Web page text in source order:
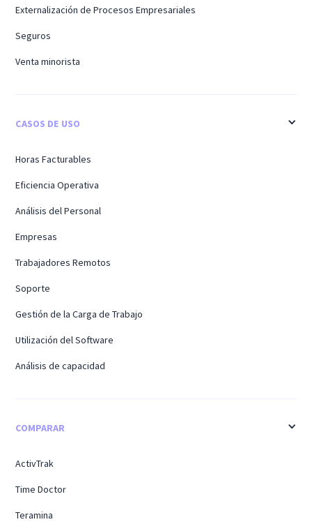
Externalización de Procesos Empresariales
Seguros
Venta minorista
CASOS DE USO
Horas Facturables
Eficiencia Operativa
Análisis del Personal
Empresas
Trabajadores Remotos
Soporte
Gestión de la Carga de Trabajo
Utilización del Software
Análisis de capacidad
COMPARAR
ActivTrak
Time Doctor
Teramina